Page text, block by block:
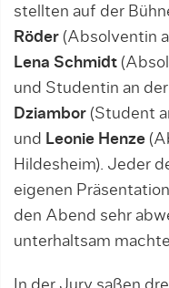
stellten auf der
Röder (Absolventin
Lena Schmidt
und Studentin an
Dziambor (Student
und Leonie Henze
Hildesheim). Jeder
eigenen
den Abend sehr
unterhaltsam